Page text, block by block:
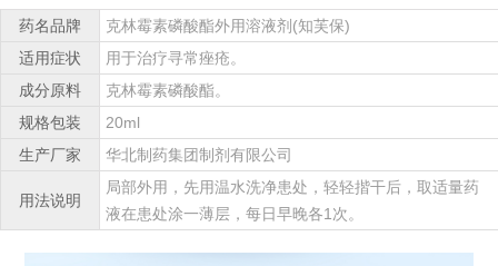
药名品牌
克林霉素磷酸酯外用溶液剂(知芙保)
适用症状
用于治疗寻常痤疮。
成分原料
克林霉素磷酸酯。
规格包装
20ml
生产厂家
华北制药集团制剂有限公司
用法说明
局部外用，先用温水洗净患处，轻轻揩干后，取适量药
液在患处涂一薄层，每日早晚各1次。